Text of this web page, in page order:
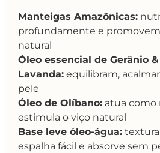
Manteigas Amazônicas:
profundamente e
natural
Óleo essencial de Gerânio &
Lavanda: equilibram,
pele
Óleo de Olíbano: atua como
estimula o viço natural
Base leve óleo-água:
espalha fácil e absorve sem